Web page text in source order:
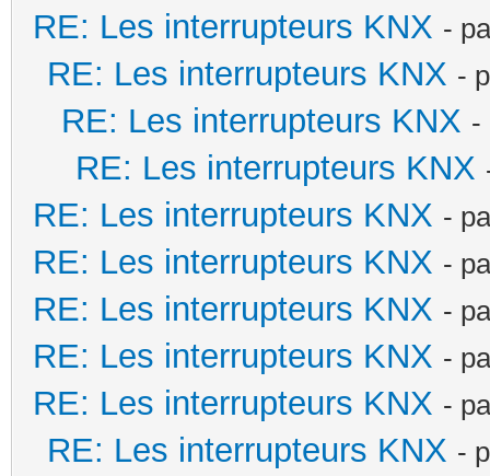
RE: Les interrupteurs KNX -
RE: Les interrupteurs KNX -
RE: Les interrupteurs KNX -
RE: Les interrupteurs KNX
RE: Les interrupteurs KNX -
RE: Les interrupteurs KNX -
RE: Les interrupteurs KNX -
RE: Les interrupteurs KNX -
RE: Les interrupteurs KNX -
RE: Les interrupteurs KNX -